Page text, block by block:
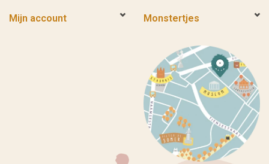
Mijn account Monstertjes